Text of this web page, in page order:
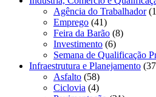
Agência do Trabalhador
Emprego (41)
Feira da Barão (8)
Investimento (6)
Semana de Qualificação
Infraestrutura e Planejamento
Asfalto (58)
Ciclovia (4)